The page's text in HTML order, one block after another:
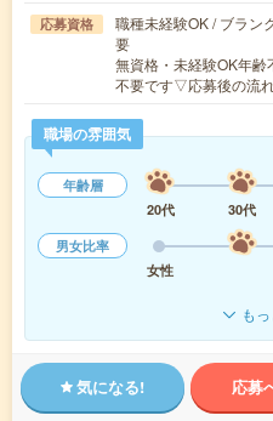
応募資格
職種未経験OK / ブラン
要
無資格・未経験OK年
不要です▽応募後の流
職場の雰囲気
年齢層
20代
30代
男女比率
女性
も
気になる! 応募